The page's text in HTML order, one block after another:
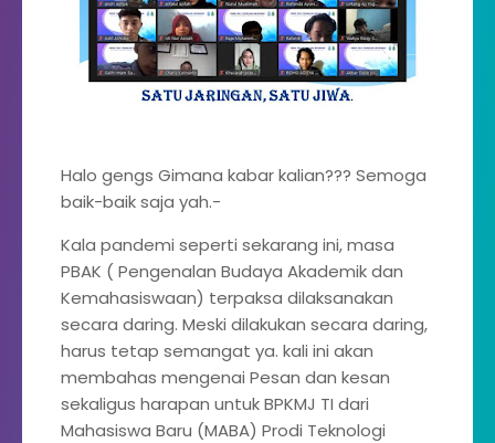
Halo gengs Gimana kabar kalian??? Semoga
baik-baik saja yah.-
Kala pandemi seperti sekarang ini, masa
PBAK ( Pengenalan Budaya Akademik dan
Kemahasiswaan) terpaksa dilaksanakan
secara daring. Meski dilakukan secara daring,
harus tetap semangat ya. kali ini akan
membahas mengenai Pesan dan kesan
sekaligus harapan untuk BPKMJ TI dari
Mahasiswa Baru (MABA) Prodi Teknologi